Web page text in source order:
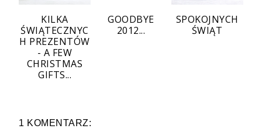
KILKA
ŚWIĄTECZNYC
H PREZENTÓW
- A FEW
CHRISTMAS
GIFTS...
GOODBYE
2012...
SPOKOJNYCH
ŚWIĄT
1 KOMENTARZ: